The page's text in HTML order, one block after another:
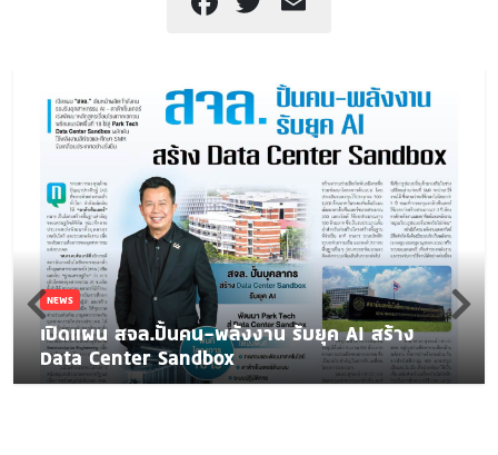
NEWS
เปิดแผน สจล.ปั้นคน-พลังงาน รับยุค AI สร้าง
Data Center Sandbox